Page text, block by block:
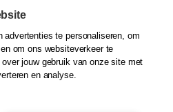
- tweede
Kienstra|Boom
filosofiemethode
kerndomeinen wijsgerige
te personaliseren, om
om ons websiteverkeer te
jouw gebruik van onze site met
en analyse.